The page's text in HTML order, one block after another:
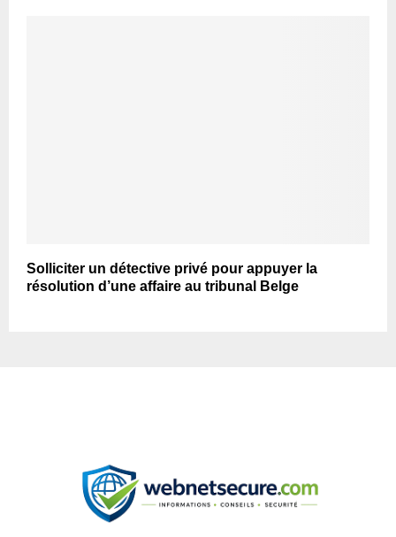
Solliciter un détective privé pour appuyer la
résolution d’une affaire au tribunal Belge